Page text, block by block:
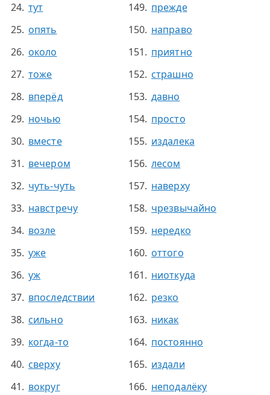
тут
опять
около
тоже
вперёд
ночью
вместе
вечером
чуть-чуть
навстречу
возле
уже
уж
впоследствии
сильно
когда-то
сверху
вокруг
прежде
направо
приятно
страшно
давно
просто
издалека
лесом
наверху
чрезвычайно
нередко
оттого
ниоткуда
резко
никак
постоянно
издали
неподалёку